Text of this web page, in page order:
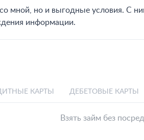
мной, но и выгодные условия. С
информации.
КАРТЫ ДЕБЕТОВЫЕ КАРТЫ
Взять займ без